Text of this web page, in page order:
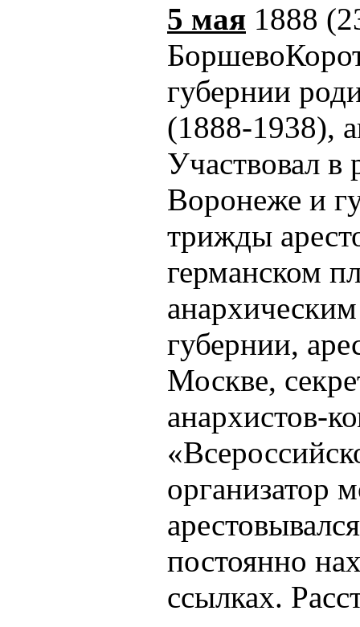
5 мая 1888
губернии
(1888-1938),
Участвовал
Воронеже и
трижды
германском
губернии,
Москве,
анархистов-
организатор
постоянно
ссылках.